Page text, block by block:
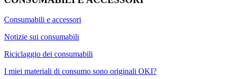
Consumabili e accessori
Notizie sui consumabili
Riciclaggio dei consumabili
I miei materiali di consumo sono originali OKI?